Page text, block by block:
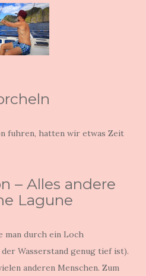
fuhren, hatten wir etwas Zeit
– Alles andere
Lagune
man durch ein Loch
Wasserstand genug tief ist).
anderen Menschen. Zum